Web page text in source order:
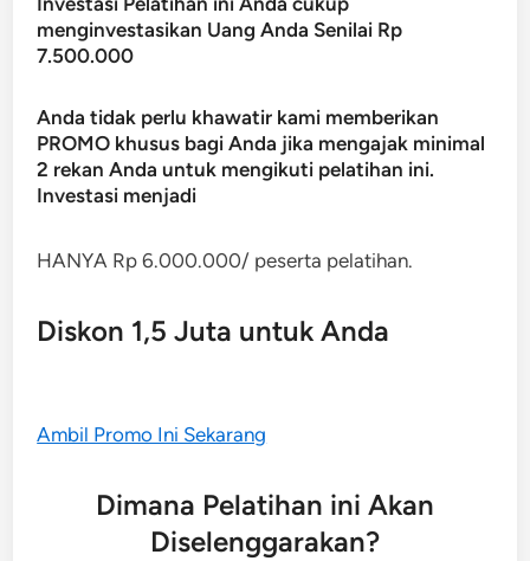
menginvestasikan Uang Anda Senilai Rp
7.500.000
Anda tidak perlu khawatir kami memberikan
PROMO khusus bagi Anda jika mengajak minimal
2 rekan Anda untuk mengikuti pelatihan ini.
Investasi menjadi
HANYA Rp 6.000.000/ peserta pelatihan.
Diskon 1,5 Juta untuk Anda
Ambil Promo Ini Sekarang
Dimana Pelatihan ini Akan
Diselenggarakan?